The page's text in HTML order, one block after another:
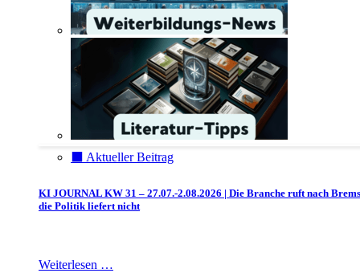
⬛️ Aktueller Beitrag
KI JOURNAL KW 31 – 27.07.-2.08.2026 | Die Branche ruft nach
die Politik liefert nicht
Weiterlesen …